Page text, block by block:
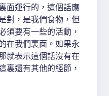
面運行的，這個話應
對，是我們食物，但
須要有一些的活動，
在我們裏面。如果永
就表示這個話沒有在
裏還有其他的經節，